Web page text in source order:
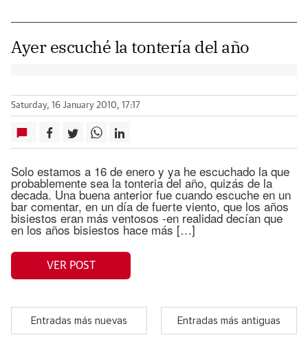
Ayer escuché la tontería del año
Saturday, 16 January 2010, 17:17
Solo estamos a 16 de enero y ya he escuchado la que
probablemente sea la tonteria del año, quizás de la
decada. Una buena anterior fue cuando escuche en un
bar comentar, en un día de fuerte viento, que los años
bisiestos eran más ventosos -en realidad decían que
en los años bisiestos hace más […]
VER POST
Entradas más nuevas Entradas más antiguas